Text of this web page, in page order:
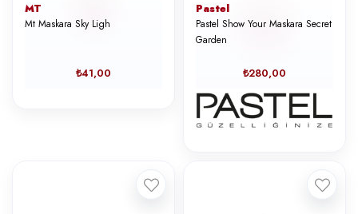
MT
Mt Maskara Sky Ligh
₺41,00
Pastel
Pastel Show Your Maskara Secret
Garden
₺280,00